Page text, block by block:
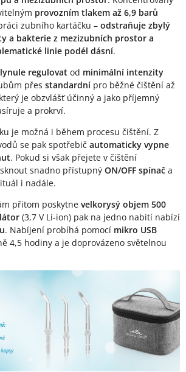
provozním tlakem až 6,9 barů
zubního kartáčku – odstraňuje zbylý
a bakterie z mezizubních prostor a
linie podél dásní.
regulovat od minimální intenzity
přes standardní pro běžné čištění až
je obzvlášť účinný a jako příjemný
a prokrví.
je možná i během procesu čištění. Z
se pak spotřebič automaticky vypne
. Pokud si však přejete v čištění
snadno přístupný ON/OFF spínač a
i nadále.
přitom poskytne velkorysý objem 500
(3,7 V Li-ion) pak na jedno nabití nabízí
. Nabíjení probíhá pomocí mikro USB
4,5 hodiny a je doprovázeno světelnou